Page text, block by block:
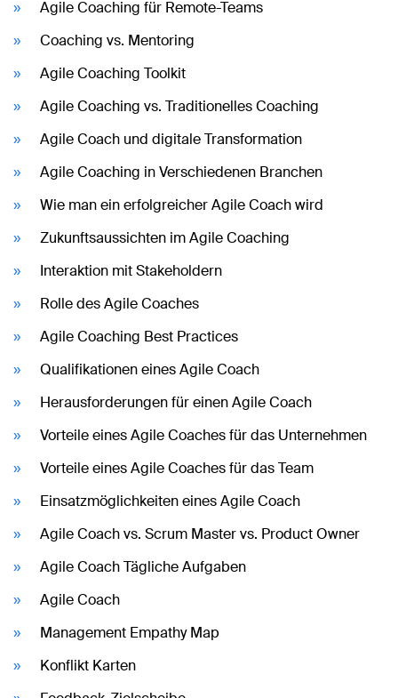
Agile Coaching für Remote-Teams
Coaching vs. Mentoring
Agile Coaching Toolkit
Agile Coaching vs. Traditionelles Coaching
Agile Coach und digitale Transformation
Agile Coaching in Verschiedenen Branchen
Wie man ein erfolgreicher Agile Coach wird
Zukunftsaussichten im Agile Coaching
Interaktion mit Stakeholdern
Rolle des Agile Coaches
Agile Coaching Best Practices
Qualifikationen eines Agile Coach
Herausforderungen für einen Agile Coach
Vorteile eines Agile Coaches für das Unternehmen
Vorteile eines Agile Coaches für das Team
Einsatzmöglichkeiten eines Agile Coach
Agile Coach vs. Scrum Master vs. Product Owner
Agile Coach Tägliche Aufgaben
Agile Coach
Management Empathy Map
Konflikt Karten